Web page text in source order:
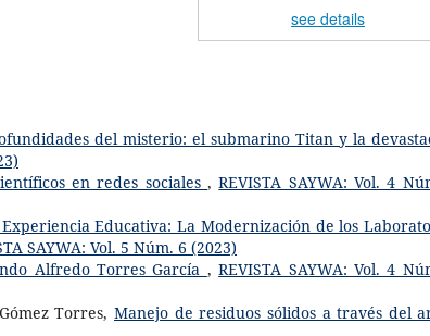
see details
del misterio: el submarino Titan y la
en redes sociales,REVISTA SAYWA: Vol. 4
Educativa: La Modernización de los
SAYWA: Vol. 5 Núm. 6 (2023)
Alfredo Torres García ,REVISTA SAYWA: Vol. 4
Torres, Manejo de residuos sólidos a través del